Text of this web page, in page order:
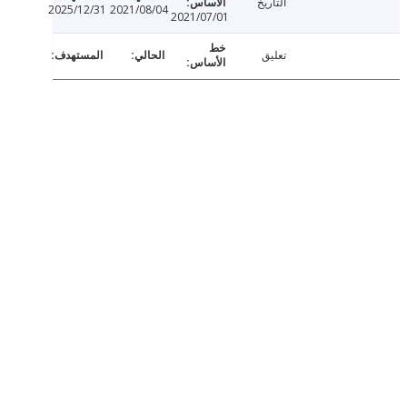
2021/07/01
2021/08/04
2025/12/31